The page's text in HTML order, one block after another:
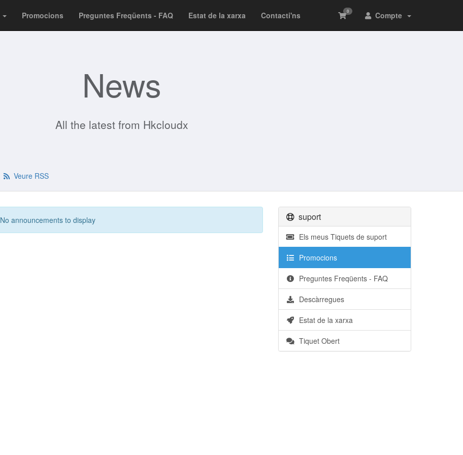
0 Compte
Promocions Preguntes Freqüents - FAQ Estat de la xarxa Contacti'ns
News
All the latest from Hkcloudx
Veure RSS
No announcements to display suport
Els meus Tiquets de suport
Promocions
Preguntes Freqüents - FAQ
Descàrregues
Estat de la xarxa
Tiquet Obert